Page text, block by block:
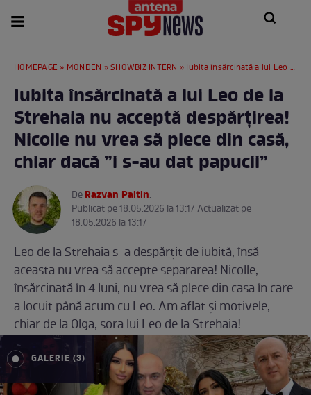
HOMEPAGE » MONDEN »SHOWBIZ INTERN » Iubita însărcinată a lui Leo de la Strehaia nu acceptă despărțirea! Nicolle nu vrea să plece din casă, chiar dacă ”i s-au dat papucii”
Iubita însărcinată a lui Leo de la
Strehaia nu acceptă despărțirea!
Nicolle nu vrea să plece din casă,
chiar dacă ”i s-au dat papucii”
DeRazvan Paltin.
Publicat pe 18.05.2026 la 13:17 Actualizat pe
18.05.2026 la 13:17
Leo de la Strehaia s-a despărțit de iubită, însă
aceasta nu vrea să accepte separarea! Nicolle,
însărcinată în 4 luni, nu vrea să plece din casa în care
a locuit până acum cu Leo. Am aflat și motivele,
chiar de la Olga, sora lui Leo de la Strehaia!
GALERIE (3)